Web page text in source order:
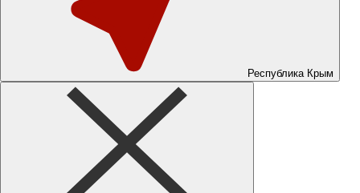
Республика Крым